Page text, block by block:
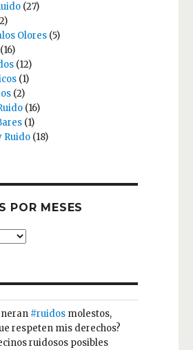
(27)
Olores (5)
(16)
(12)
(1)
(2)
(16)
(1)
Ruido (18)
POR MESES
#ruidosmolestos,
respeten mis derechos?
ruidosos posibles